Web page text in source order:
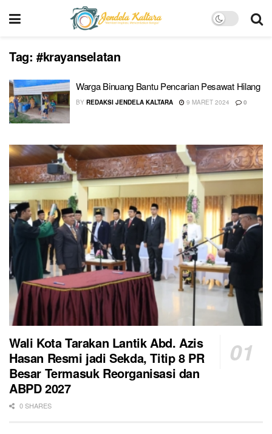
Tag: #krayanselatan
Warga Binuang Bantu Pencarian Pesawat Hilang
BY REDAKSI JENDELA KALTARA 9 MARET 2024 0
Wali Kota Tarakan Lantik Abd. Azis
Hasan Resmi jadi Sekda, Titip 8 PR
Besar Termasuk Reorganisasi dan
ABPD 2027
0 SHARES